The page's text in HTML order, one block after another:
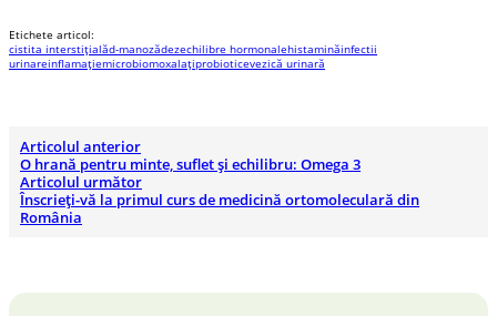
Etichete articol:
cistita interstițialăd-manozădezechilibre hormonalehistaminăinfectii
urinareinflamațiemicrobiomoxalațiprobioticevezică urinară
Articolul anterior
O hrană pentru minte, suflet și echilibru: Omega 3
Articolul următor
Înscrieți-vă la primul curs de medicină ortomoleculară din
România